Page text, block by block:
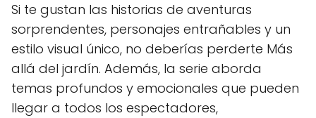
Si te gustan las historias de aventuras
sorprendentes, personajes entrañables y un
estilo visual único, no deberías perderte Más
allá del jardín. Además, la serie aborda
temas profundos y emocionales que pueden
llegar a todos los espectadores,